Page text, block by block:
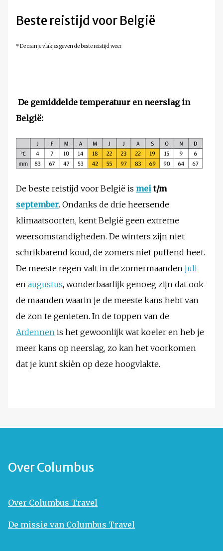
Beste reistijd voor België
* De oranje vlakjes geven de beste reistijd weer
De gemiddelde temperatuur en neerslag in
België:
De beste reistijd voor België is meit/m
september. Ondanks de drie heersende
klimaatsoorten, kent België geen extreme
weersomstandigheden. De winters zijn niet
schrikbarend koud, de zomers niet puffend heet.
De meeste regen valt in de zomermaanden juli
en augustus, wonderbaarlijk genoeg zijn dat ook
de maanden waarin je de meeste kans hebt van
de zon te genieten. In de toppen van de
Ardennen is het gewoonlijk wat koeler en heb je
meer kans op neerslag, zo kan het voorkomen
dat je kunt skiën op deze hoogvlakte.
Over Columbus
Over Columbus Travel
De missie van Columbus Travel